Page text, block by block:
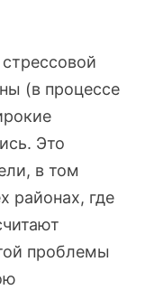
(в процессе
Это
в том
районах, где
проблемы